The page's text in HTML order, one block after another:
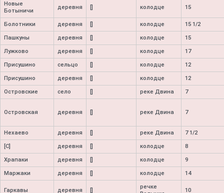
Новые
Ботыничи
деревня колодце 15
Болотники деревня колодце 15 1/2
Пашкуны деревня колодце 15
Лужково деревня колодце 17
Присушино сельцо колодце 12
Присушино деревня колодце 12
Островские село реке Двина 7
Островская деревня реке Двина 7
Нехаево деревня реке Двина 7 1/2
[С] деревня колодце 8
Храпаки деревня колодце 9
Маржаки деревня колодце 14
Гаркавы деревня
речке
10